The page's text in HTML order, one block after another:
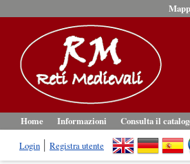
Home Informazioni
Consulta il
Login
Registra utente